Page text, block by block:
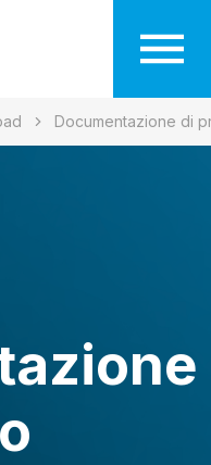
Documentazione di